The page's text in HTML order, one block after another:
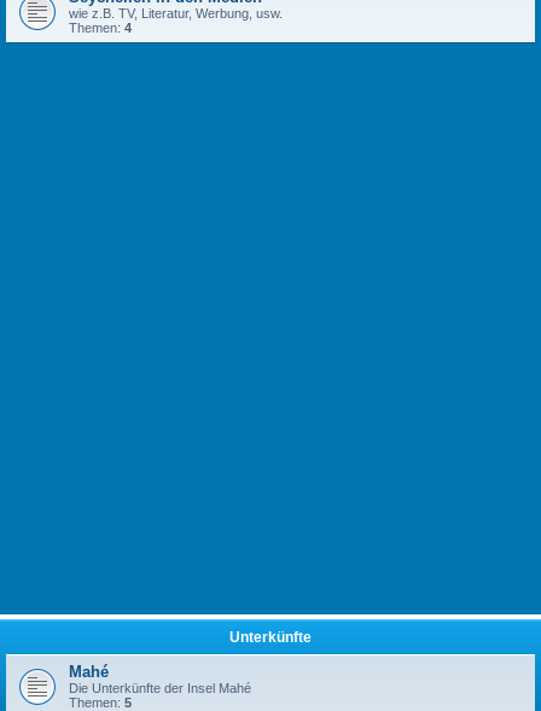
wie z.B. TV, Literatur, Werbung, usw.
Themen: 4
Unterkünfte
Mahé
Die Unterkünfte der Insel Mahé
Themen: 5